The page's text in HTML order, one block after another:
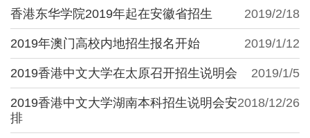
2019/2/18
香港东华学院2019年起在安徽省招生
2019/1/12
2019年澳门高校内地招生报名开始
2019/1/5
2019香港中文大学在太原召开招生说明会
2018/12/26
2019香港中文大学湖南本科招生说明会安
排